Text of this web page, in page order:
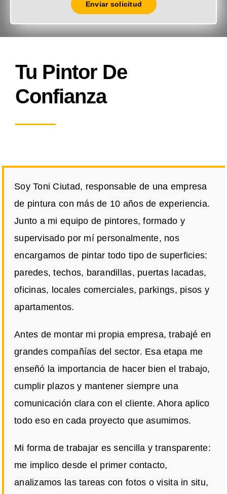
Enviar solicitud
Tu Pintor De
Confianza
Soy Toni Ciutad, responsable de una empresa
de pintura con más de 10 años de experiencia.
Junto a mi equipo de pintores, formado y
supervisado por mí personalmente, nos
encargamos de pintar todo tipo de superficies:
paredes, techos, barandillas, puertas lacadas,
oficinas, locales comerciales, parkings, pisos y
apartamentos.
Antes de montar mi propia empresa, trabajé en
grandes compañías del sector. Esa etapa me
enseñó la importancia de hacer bien el trabajo,
cumplir plazos y mantener siempre una
comunicación clara con el cliente. Ahora aplico
todo eso en cada proyecto que asumimos.
Mi forma de trabajar es sencilla y transparente:
me implico desde el primer contacto,
analizamos las tareas con fotos o visita in situ,